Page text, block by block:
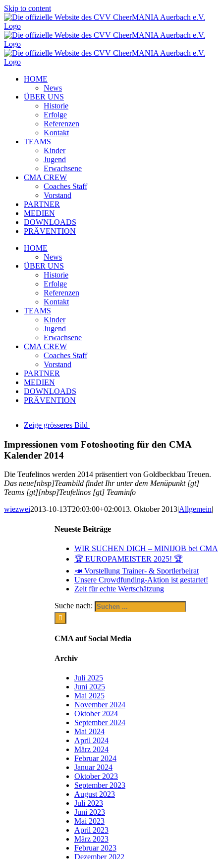
Skip to content
HOME
News
ÜBER UNS
Historie
Erfolge
Referenzen
Kontakt
TEAMS
Kinder
Jugend
Erwachsene
CMA CREW
Coaches Staff
Vorstand
PARTNER
MEDIEN
DOWNLOADS
PRÄVENTION
HOME
News
ÜBER UNS
Historie
Erfolge
Referenzen
Kontakt
TEAMS
Kinder
Jugend
Erwachsene
CMA CREW
Coaches Staff
Vorstand
PARTNER
MEDIEN
DOWNLOADS
PRÄVENTION
Zeige grösseres Bild
Impressionen vom Fotoshooting für den CMA
Kalender 2014
Die Teufelinos werden 2014 präsentiert von Goldbeckbau Treuen.
Das neue[nbsp]Teambild findet Ihr unter dem Menüpunkt [gt]
Teams [gt][nbsp]Teufelinos [gt] Teaminfo
wiezwei2013-10-13T20:03:00+02:0013. Oktober 2013|Allgemein|
Neueste Beiträge
WIR SUCHEN DICH – MINIJOB bei CMA
🏆 EUROPAMEISTER 2025! 🏆
📣 Vorstellung Trainer- & Sportlerbeirat
Unsere Crowdfunding-Aktion ist gestartet!
Zeit für echte Wertschätzung
Suche nach:
CMA auf Social Media
Archiv
Juli 2025
Juni 2025
Mai 2025
November 2024
Oktober 2024
September 2024
Mai 2024
April 2024
März 2024
Februar 2024
Januar 2024
Oktober 2023
September 2023
August 2023
Juli 2023
Juni 2023
Mai 2023
April 2023
März 2023
Februar 2023
Dezember 2022